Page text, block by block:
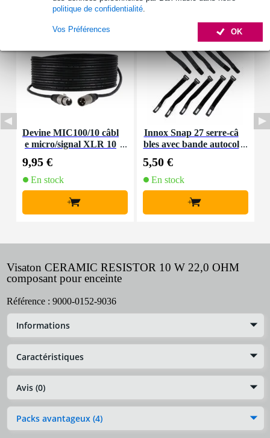
politique de confidentialité
OK
Vos Préférences
Devine MIC100/10 câbl
e micro/signal XLR 10
9,95 €
En stock
+
Innox Snap 27 serre-câ
bles avec bande autocol
5,50 €
En stock
+
Visaton CERAMIC RESISTOR 10 W 22,0 OHM
composant pour enceinte
Référence : 9000-0152-9036
Informations
Caractéristiques
Avis (0)
Packs avantageux (4)